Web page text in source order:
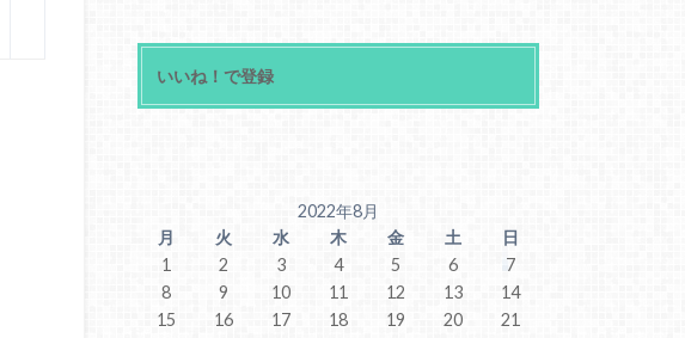
いいね！で登録
2022年8月
月
火 水 木 金 土
日
1
2 3 4 5 6
7
8
9 10 11 12 13
14
15
16 17 18 19 20
21